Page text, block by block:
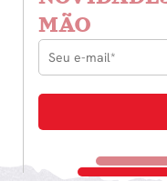
MÃO